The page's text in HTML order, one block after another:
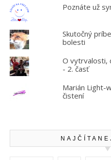
Poznáte už
Skutočný
bolesti
O vytrvalosti,
- 2. časť
Marián Light-
čistení